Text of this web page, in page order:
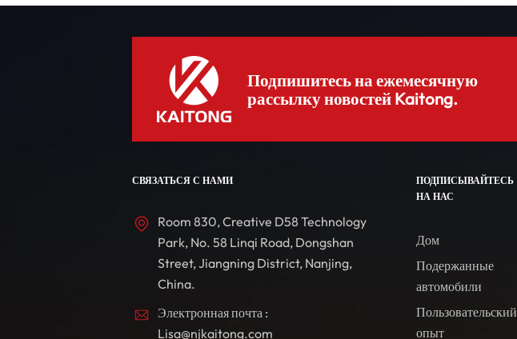
Подпишитесь на ежемесячную
рассылку новостей Kaitong.
СВЯЗАТЬСЯ С НАМИ
Room 830, Creative D58 Technology
Park, No. 58 Linqi Road, Dongshan
Street, Jiangning District, Nanjing,
China.
Электронная почта :
Lisa@njkaitong.com
ПОДПИСЫВАЙТЕСЬ
НА НАС
Дом
Подержанные
автомобили
Пользовательский
опыт